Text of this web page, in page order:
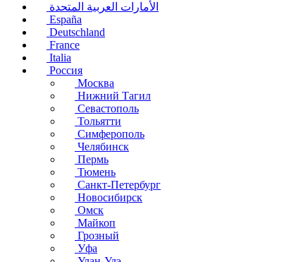
الأمارات العربية المتحدة
España
Deutschland
France
Italia
Россия
Москва
Нижний Тагил
Севастополь
Тольятти
Симферополь
Челябинск
Пермь
Тюмень
Санкт-Петербург
Новосибирск
Омск
Майкоп
Грозный
Уфа